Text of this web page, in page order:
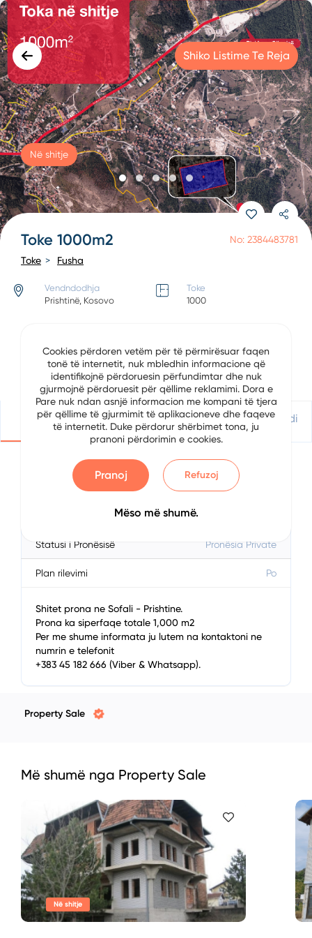
Shiko Listime Te Reja
No: 2384483781
Në shitje
Toke 1000m2
Toke Fusha
Vendndodhja
Prishtinë, Kosovo
Toke
1000
Blloku i qytetit
1000
Detajet Vendndodhje Apliko Për Kredi
Përshkrimi
Statusi i Pronësisë Pronësia Private
Plan rilevimi Po
Shitet prona ne Sofali - Prishtine.
Prona ka siperfaqe totale 1,000 m2
Per me shume informata ju lutem na kontaktoni ne
numrin e telefonit
+383 45 182 666 (Viber & Whatsapp).
Property Sale
Më shumë nga Property Sale
Në shitje
Cookies përdoren vetëm për të përmirësuar faqen
tonë të internetit, nuk mbledhin informacione që
identifikojnë përdoruesin përfundimtar dhe nuk
gjurmojnë përdoruesit për qëllime reklamimi. Dora e
Pare nuk ndan asnjë informacion me kompani të tjera
për qëllime të gjurmimit të aplikacioneve dhe faqeve
të internetit. Duke përdorur shërbimet tona, ju
pranoni përdorimin e cookies.
Pranoj Refuzoj
Mëso më shumë.